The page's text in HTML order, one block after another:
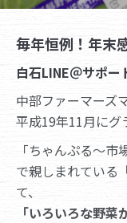
毎年恒例！年末
白石LINE＠サポー
中部ファーマーズ
平成19年11月にグ
「ちゃんぷる～
で親しまれている
て、
「いろいろな野